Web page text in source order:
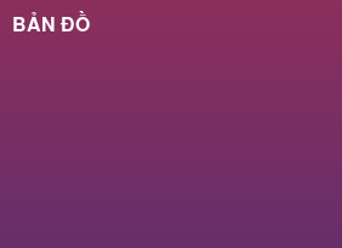
BẢN ĐỒ